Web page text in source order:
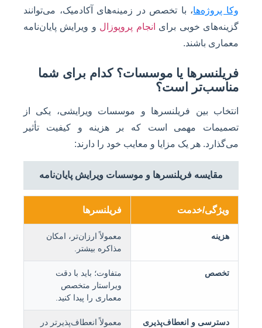
وکا پروژه‌ها، با تخصص در زمینه‌های آکادمیک، می‌توانند
گزینه‌های خوبی برای
انجام پروپوزال و ویرایش پایان‌نامه
معماری باشند.
فریلنسرها یا موسسات؟ کدام برای شما
مناسب‌تر است؟
انتخاب بین فریلنسرها و موسسات ویرایشی، یکی از
تصمیمات مهمی است که بر هزینه و کیفیت تأثیر
می‌گذارد. هر یک مزایا و معایب خود را دارند:
مقایسه فریلنسرها و موسسات ویرایش پایان‌نامه
ویژگی/خدمت فریلنسرها
هزینه
معمولاً ارزان‌تر، امکان
مذاکره بیشتر.
تخصص
متفاوت؛ باید با دقت
ویراستار متخصص
معماری را پیدا کنید.
دسترسی و انعطاف‌پذیری
معمولاً انعطاف‌پذیرتر در